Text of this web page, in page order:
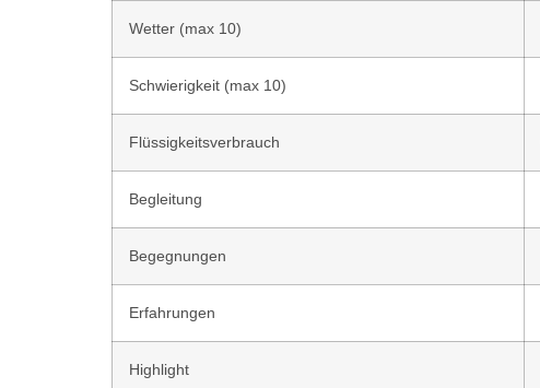
Wetter (max 10)
Schwierigkeit (max 10)
Flüssigkeitsverbrauch
Begleitung
Begegnungen
Erfahrungen
Highlight